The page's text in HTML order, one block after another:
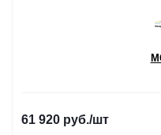
61 920 руб./шт